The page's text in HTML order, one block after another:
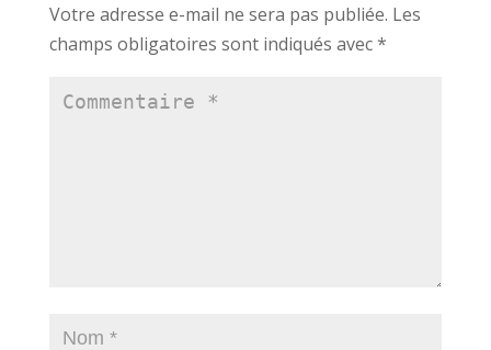
Votre adresse e-mail ne sera pas publiée. Les
champs obligatoires sont indiqués avec*